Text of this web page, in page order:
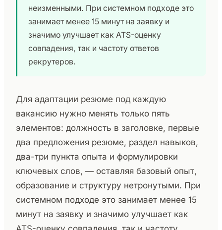
неизменными. При системном подходе это
занимает менее 15 минут на заявку и
значимо улучшает как ATS-оценку
совпадения, так и частоту ответов
рекрутеров.
Для адаптации резюме под каждую
вакансию нужно менять только пять
элементов: должность в заголовке, первые
два предложения резюме, раздел навыков,
два-три пункта опыта и формулировки
ключевых слов, — оставляя базовый опыт,
образование и структуру нетронутыми. При
системном подходе это занимает менее 15
минут на заявку и значимо улучшает как